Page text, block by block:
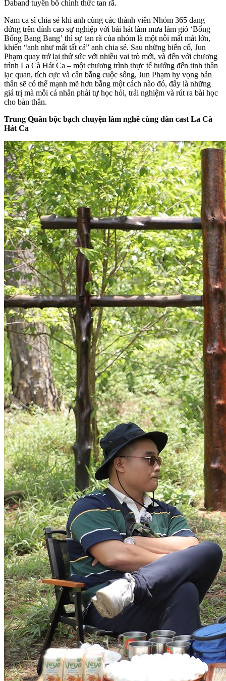
Daband tuyên bố chính thức tan rã.
Nam ca sĩ chia sẻ khi anh cùng các thành viên Nhóm 365 đang
đứng trên đỉnh cao sự nghiệp với bài hát làm mưa làm gió ‘Bống
Bống Bang Bang’ thì sự tan rã của nhóm là một nỗi mất mát lớn,
khiến “anh như mất tất cả” anh chia sẻ. Sau những biến cố, Jun
Phạm quay trở lại thử sức với nhiều vai trò mới, và đến với chương
trình La Cà Hát Ca – một chương trình thực tế hướng đến tinh thần
lạc quan, tích cực và cân bằng cuộc sống, Jun Phạm hy vọng bản
thân sẽ có thể mạnh mẽ hơn bằng một cách nào đó, đây là những
giá trị mà mỗi cá nhân phải tự học hỏi, trải nghiệm và rút ra bài học
cho bản thân.
Trung Quân bộc bạch chuyện làm nghề cùng dàn cast La Cà
Hát Ca